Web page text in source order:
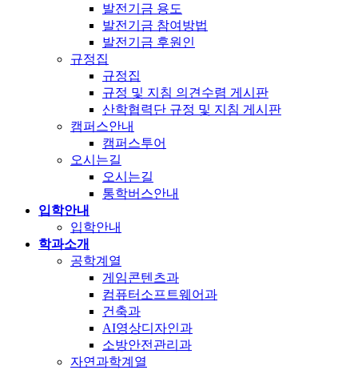
발전기금 용도
발전기금 참여방법
발전기금 후원인
규정집
규정집
규정 및 지침 의견수렴 게시판
산학협력단 규정 및 지침 게시판
캠퍼스안내
캠퍼스투어
오시는길
오시는길
통학버스안내
입학안내
입학안내
학과소개
공학계열
게임콘텐츠과
컴퓨터소프트웨어과
건축과
AI영상디자인과
소방안전관리과
자연과학계열